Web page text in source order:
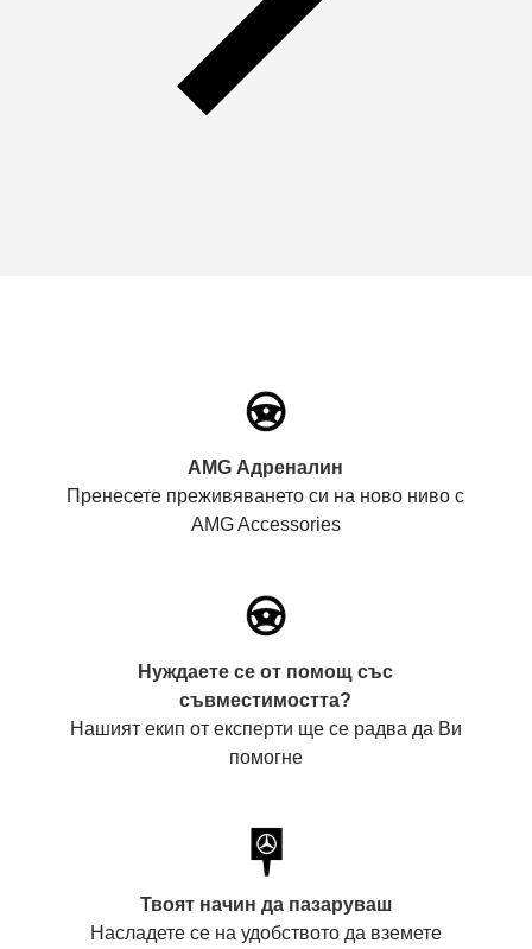
AMG Адреналин
Пренесете преживяването си на ново ниво с
AMG Accessories
Нуждаете се от помощ със
съвместимостта?
Нашият екип от експерти ще се радва да Ви
помогне
Твоят начин да пазаруваш
Насладете се на удобството да вземете